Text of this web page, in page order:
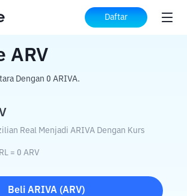
Daftar
Kripto ke ARV
ARV
Dengan 0 ARIVA.
Real Menjadi ARIVA Dengan Kurs
= 0 ARV
Beli ARIVA (ARV)